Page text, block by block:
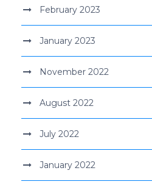
February 2023
January 2023
November 2022
August 2022
July 2022
January 2022